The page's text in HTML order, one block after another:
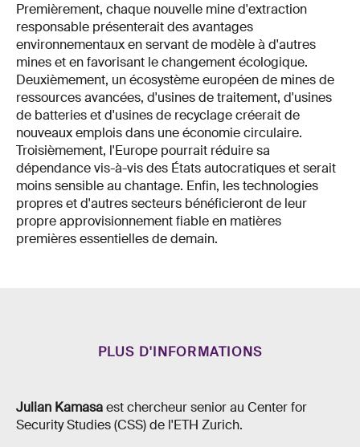
Premièrement, chaque nouvelle mine d'extraction
responsable présenterait des avantages
environnementaux en servant de modèle à d'autres
mines et en favorisant le changement écologique.
Deuxièmement, un écosystème européen de mines de
ressources avancées, d'usines de traitement, d'usines
de batteries et d'usines de recyclage créerait de
nouveaux emplois dans une économie circulaire.
Troisièmement, l'Europe pourrait réduire sa
dépendance vis-à-vis des États autocratiques et serait
moins sensible au chantage. Enfin, les technologies
propres et d'autres secteurs bénéficieront de leur
propre approvisionnement fiable en matières
premières essentielles de demain.
PLUS D'INFORMATIONS
Julian Kamasaest chercheur senior au Center for
Security Studies (CSS) de l'ETH Zurich.